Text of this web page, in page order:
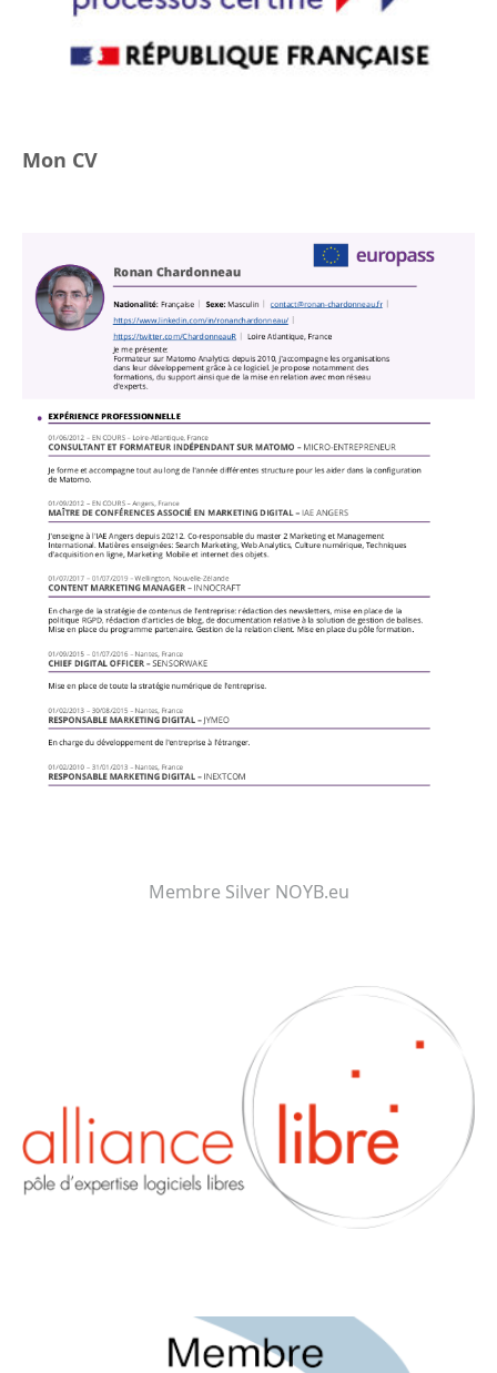
Mon CV
Membre Silver NOYB.eu